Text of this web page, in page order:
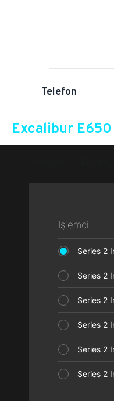
Telefon
Excalibur
İşlemci
Series 2
Series 2
Series 2
Series 2
Series 2
Series 2